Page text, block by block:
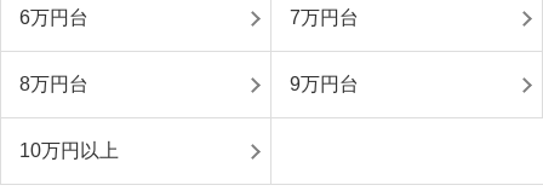
6万円台 7万円台
8万円台 9万円台
10万円以上